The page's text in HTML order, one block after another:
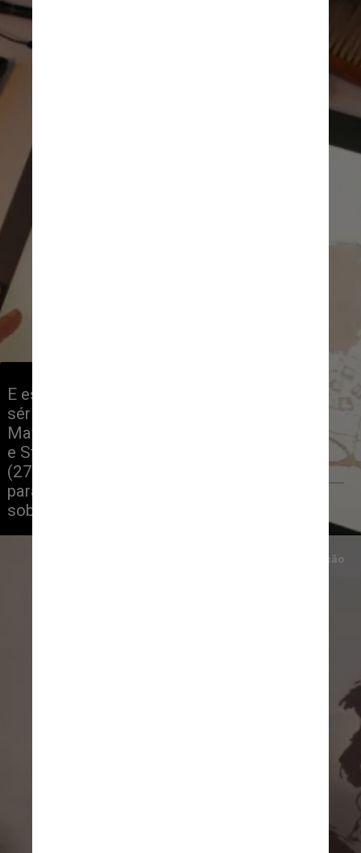
E esse é um dos objetivos da
série documental “Voltando a Ler
Mafalda”, que estreia no Disney+
e Star+, na próxima quarta-feira
(27): revisitar o trabalho de Quino
para encontrar visões novas
sobre a personagem
Crédito/Divulgação